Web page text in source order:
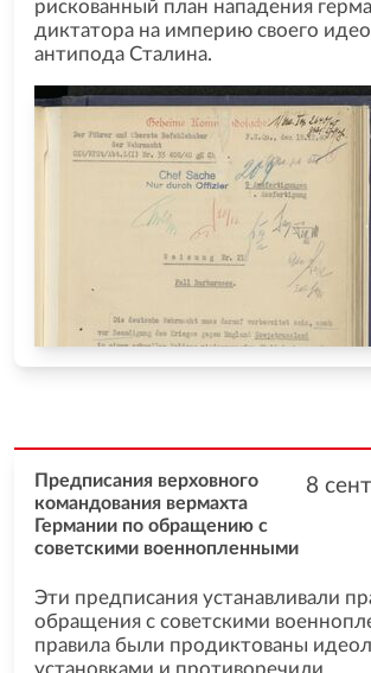
рискованный план нападения
диктатора на империю своего
антипода Сталина.
8
Предписания верховного
командования вермахта
Германии по обращению с
советскими военнопленными
Эти предписания устанавливали
обращения с советскими
правила были продиктованы